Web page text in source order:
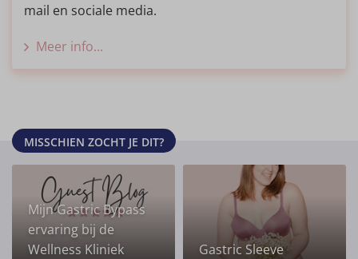
mail en sociale media.
Meer info...
MISSCHIEN ZOCHT JE DIT?
Mijn Gastric Bypass
ervaring bij de
Wellness Kliniek
Gastric Sleeve